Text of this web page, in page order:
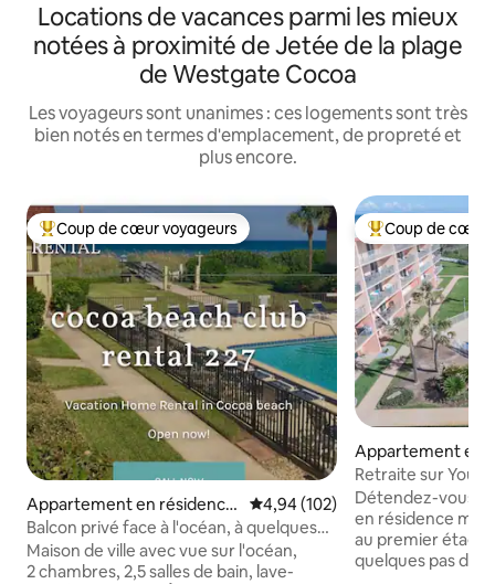
Locations de vacances parmi les mieux
notées à proximité de Jetée de la plage
de Westgate Cocoa
Les voyageurs sont unanimes : ces logements sont très
bien notés en termes d'emplacement, de propreté et
plus encore.
Coups de cœur voyageurs les plus appréciés
Coup de cœur voyageurs
Appartement en résidence
⋅ Cocoa Beach
Évaluation moyenne sur la
4,94 (102)
Balcon privé face à l'océan, à quelques
pas de la jetée
Maison de ville avec vue sur l'océan,
2 chambres, 2,5 salles de bain, lave-
Coups de cœur
Coup de cœur
Appartement en
Cocoa Beach
Retraite sur
appartement n°
Détendez-vous
en résidence
au premier étage
quelques pas de